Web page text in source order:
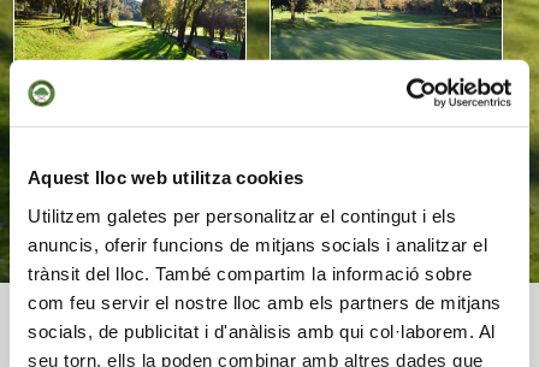
Aquest lloc web utilitza cookies
Utilitzem galetes per personalitzar el contingut i els
anuncis, oferir funcions de mitjans socials i analitzar el
trànsit del lloc. També compartim la informació sobre
com feu servir el nostre lloc amb els partners de mitjans
socials, de publicitat i d'anàlisis amb qui col·laborem. Al
seu torn, ells la poden combinar amb altres dades que